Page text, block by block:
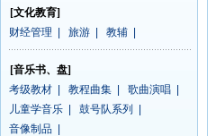
[文化教育]
财经管理
旅游 教辅
[音乐书、盘]
考级教材
教程曲集 歌曲演唱
儿童学音乐
鼓号队系列
音像制品